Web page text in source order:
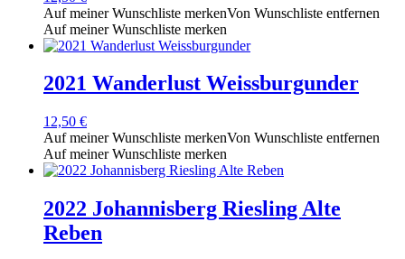
Auf meiner Wunschliste merkenVon Wunschliste entfernen
Auf meiner Wunschliste merken
2021 Wanderlust Weissburgunder
12,50 €
Auf meiner Wunschliste merkenVon Wunschliste entfernen
Auf meiner Wunschliste merken
2022 Johannisberg Riesling Alte
Reben